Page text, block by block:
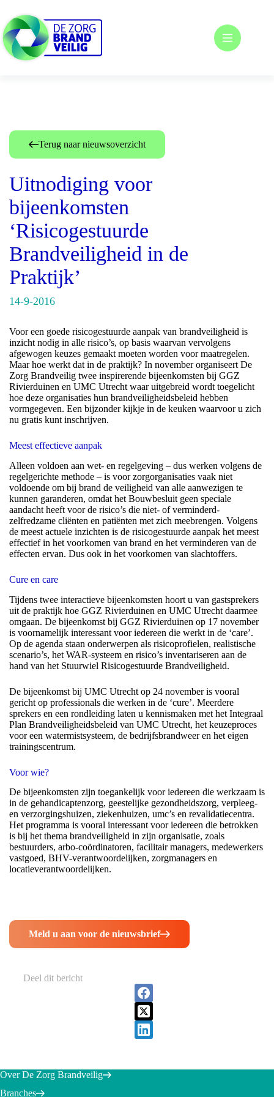
naar
de
inhoud
Terug naar nieuwsoverzicht
Uitnodiging voor
bijeenkomsten
‘Risicogestuurde
Brandveiligheid in de
Praktijk’
14-9-2016
Voor een goede risicogestuurde aanpak van brandveiligheid is
inzicht nodig in alle risico’s, op basis waarvan vervolgens
afgewogen keuzes gemaakt moeten worden voor maatregelen.
Maar hoe werkt dat in de praktijk? In november organiseert De
Zorg Brandveilig twee inspirerende bijeenkomsten bij GGZ
Rivierduinen en UMC Utrecht waar uitgebreid wordt toegelicht
hoe deze organisaties hun brandveiligheidsbeleid hebben
vormgegeven. Een bijzonder kijkje in de keuken waarvoor u zich
nu gratis kunt inschrijven.
Meest effectieve aanpak
Alleen voldoen aan wet- en regelgeving – dus werken volgens de
regelgerichte methode – is voor zorgorganisaties vaak niet
voldoende om bij brand de veiligheid van alle aanwezigen te
kunnen garanderen, omdat het Bouwbesluit geen speciale
aandacht heeft voor de risico’s die niet- of verminderd-
zelfredzame cliënten en patiënten met zich meebrengen. Volgens
de meest actuele inzichten is de risicogestuurde aanpak het meest
effectief in het voorkomen van brand en het verminderen van de
effecten ervan. Dus ook in het voorkomen van slachtoffers.
Cure en care
Tijdens twee interactieve bijeenkomsten hoort u van gastsprekers
uit de praktijk hoe GGZ Rivierduinen en UMC Utrecht daarmee
omgaan. De bijeenkomst bij GGZ Rivierduinen op 17 november
is voornamelijk interessant voor iedereen die werkt in de ‘care’.
Op de agenda staan onderwerpen als risicoprofielen, realistische
scenario’s, het WAR-systeem en risico’s inventariseren aan de
hand van het Stuurwiel Risicogestuurde Brandveiligheid.
De bijeenkomst bij UMC Utrecht op 24 november is vooral
gericht op professionals die werken in de ‘cure’. Meerdere
sprekers en een rondleiding laten u kennismaken met het Integraal
Plan Brandveiligheidsbeleid van UMC Utrecht, het keuzeproces
voor een watermistsysteem, de bedrijfsbrandweer en het eigen
trainingscentrum.
Voor wie?
De bijeenkomsten zijn toegankelijk voor iedereen die werkzaam is
in de gehandicaptenzorg, geestelijke gezondheidszorg, verpleeg-
en verzorgingshuizen, ziekenhuizen, umc’s en revalidatiecentra.
Het programma is vooral interessant voor iedereen die betrokken
is bij het thema brandveiligheid in zijn organisatie, zoals
bestuurders, arbo-coördinatoren, facilitair managers, medewerkers
vastgoed, BHV-verantwoordelijken, zorgmanagers en
locatieverantwoordelijken.
Meld u aan voor de nieuwsbrief
Deel dit bericht
Over De Zorg Brandveilig
Branches